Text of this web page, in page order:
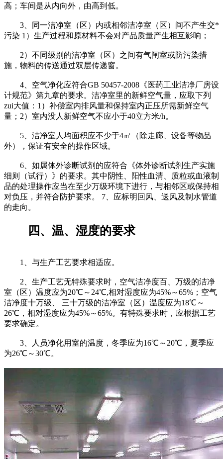
高；车间是从内向外，由高到低。
3、同一洁净室（区）内或相邻洁净室（区）间不产生交*
污染 1）生产过程和原材料不会对产品质量产生相互影响；
2）不同级别的洁净室（区）之间有气闸室或防污染措
施，物料的传送通过双层传递窗。
4、空气净化应符合GB 50457-2008《医药工业洁净厂房设
计规范》第九章的要求。洁净室里的新鲜空气量，应取下列
zui大值：1）补偿室内排风量和保持室内正压所需新鲜空气
量；2）室内没人新鲜空气不应小于40立方米/h。
5、洁净室人均面积应不少于4㎡（除走廊、设备等物品
外），保证有安全的操作区域。
6、如属体外诊断试剂的应符合《体外诊断试剂生产实施
细则（试行）》的要求。其中阴性、阳性血清、质粒或血液制
品的处理操作应当在至少万级环境下进行，与相邻区或保持相
对负压，并符合防护要求。 7、应标明回风、送风及制水管道
的走向。
四、温、湿度的要求
1、与生产工艺要求相适应。
2、生产工艺无特殊要求时，空气洁净度百、万级的洁净
室（区）温度应为20℃～24℃,相对湿度应为45%～65%；空气
洁净度十万级、 三十万级的洁净室（区）温度应为18℃～
26℃，相对湿度应为45%～65%。有特殊要求时，应根据工艺
要求确定。
3、人员净化用室的温度，冬季应为16℃～20℃，夏季应
为26℃～30℃。